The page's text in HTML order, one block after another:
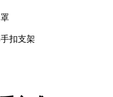
扣支架